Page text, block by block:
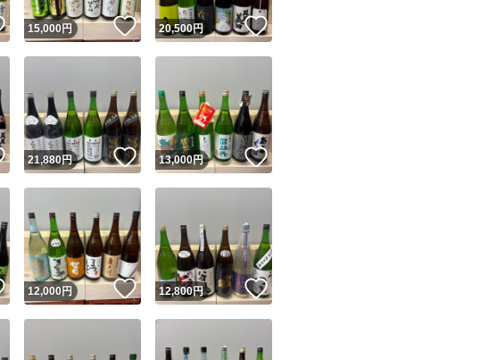
ユーザーの実績について
Yahoo!フリマが定めた一定の基準を満たしたユーザーにバッジを付与しています
安心取引出品者
安心取引出品者 Yahoo!フリマの基準をクリアした安心・安全なユーザーです
取引実績
このユーザーはYahoo!フリマの取引を完了させた実績があります
この商品の情報をコピーします
商品画像の無断転載は禁止されています
いいね！
15,000円 いいね！
20,500円 いいね！
いいね！
21,880円 いいね！
13,000円 いいね！
いいね！
12,000円 いいね！
12,800円 いいね！